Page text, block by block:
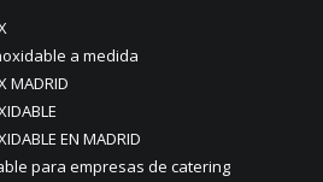
a medida
MADRID
EN MADRID
para empresas de catering